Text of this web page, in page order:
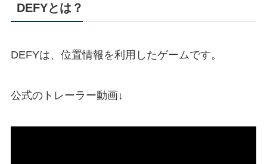
DEFYとは？
DEFYは、位置情報を利用したゲームです。
公式のトレーラー動画↓